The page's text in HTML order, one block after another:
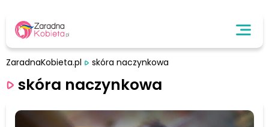
ZaradnaKobieta.pl skóra naczynkowa
skóra naczynkowa